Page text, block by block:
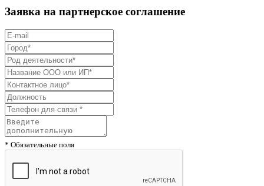
Заявка на партнерское соглашение
* Обязательные поля